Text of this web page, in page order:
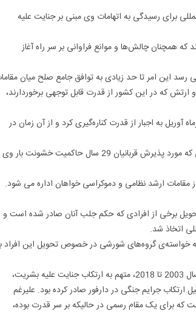
برای رسیدگی به اتهامات وی مبنی بر جنایت علیه
که همچنان چالش‌ها و موانع فراوانی بر سر راه آغاز
این امر تا حد زیادی به توافق جامع صلح میان
که در این کشور از قدرت قابل توجهی برخوردارند،
آوریل به اجبار از قدرت کناره‌گیری کرد و از آن زمان در
در ماه دسامبر وی به جرم فساد به 2 سال حبس در یک اردوگاه بازپروری محکوم شد، مجازاتی که مورد پذیرش قربانیان 29 سال حاکمیت خشونت بار وی
یک شورای حاکمیت با 11 عضو که ترکیبی است از مقامات ارشد نظامی و دموکراسی خواهان اداره می شود.
برخی از افرادی که حکم جلب آنان صادر شده است و
اتخاذ شد.
خواسته‌ی گروه‌های شورشی در خصوص تحویل این افراد
عمر البشیر توسط دیوان کیفری بین‌المللی و پس از شکنجه و کشتار هزاران نفر در دارفور از سال 2003 تا 2018، متهم به ارتکاب جنایت علیه بشریت،
را علیه عمر البشیر به دلیل ارتکاب جرایم جنگی در دارفور صادر کرده بود. علیرغم
به پیروزی رسید. این اولین بار است که برای یک مقام رسمی در حالیکه بر سر قدرت بوده،